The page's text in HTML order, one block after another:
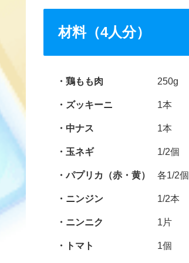
材料（4人分）
鶏もも肉 250g
ズッキーニ 1本
中ナス 1本
玉ネギ 1/2個
パプリカ（赤・黄） 各1/2個
ニンジン 1/2本
ニンニク 1片
トマト 1個